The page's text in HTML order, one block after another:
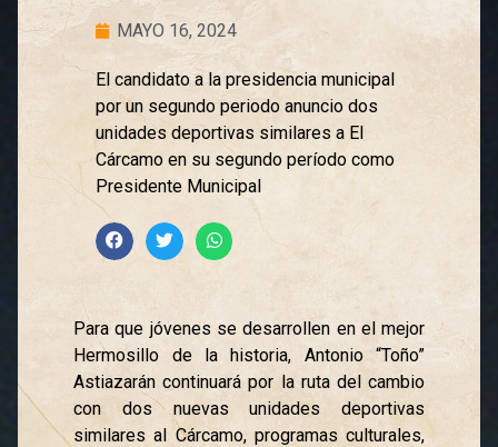
MAYO 16, 2024
El candidato a la presidencia municipal
por un segundo periodo anuncio dos
unidades deportivas similares a El
Cárcamo en su segundo período como
Presidente Municipal
Para que jóvenes se desarrollen en el mejor
Hermosillo de la historia, Antonio “Toño”
Astiazarán continuará por la ruta del cambio
con dos nuevas unidades deportivas
similares al Cárcamo, programas culturales,